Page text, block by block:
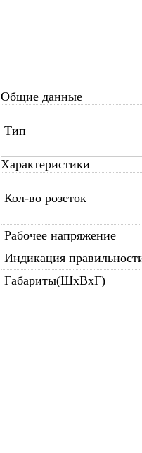
Общие данные
Тип
Характеристики
Кол-во розеток
Рабочее напряжение
Индикация
Габариты(ШхВхГ)